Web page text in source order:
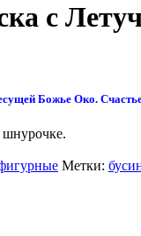
с
Божье Око.
шнурочке.
Метки: